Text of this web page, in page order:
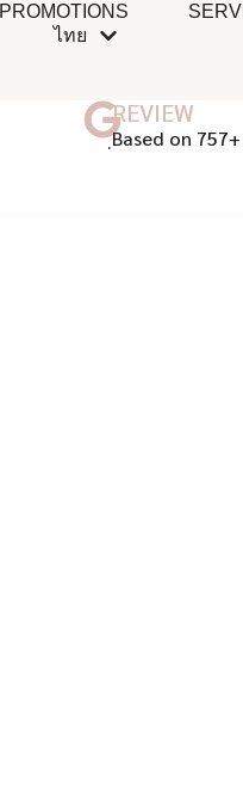
PROMOTIONS
ไทย
REVIEW
Based on